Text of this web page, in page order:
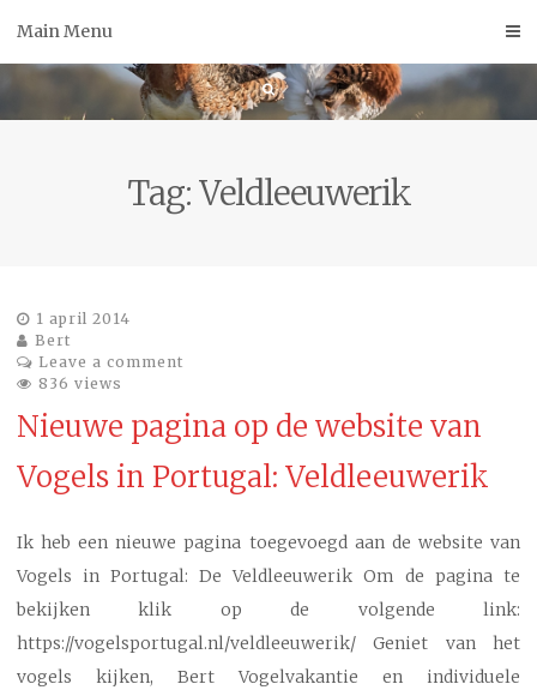
Main Menu
Tag:Veldleeuwerik
1 april 2014
Bert
Leave a comment
836 views
Nieuwe pagina op de website van
Vogels in Portugal: Veldleeuwerik
Ik heb een nieuwe pagina toegevoegd aan de website van
Vogels in Portugal: De Veldleeuwerik Om de pagina te
bekijken klik op de volgende link:
https://vogelsportugal.nl/veldleeuwerik/ Geniet van het
vogels kijken, Bert Vogelvakantie en individuele